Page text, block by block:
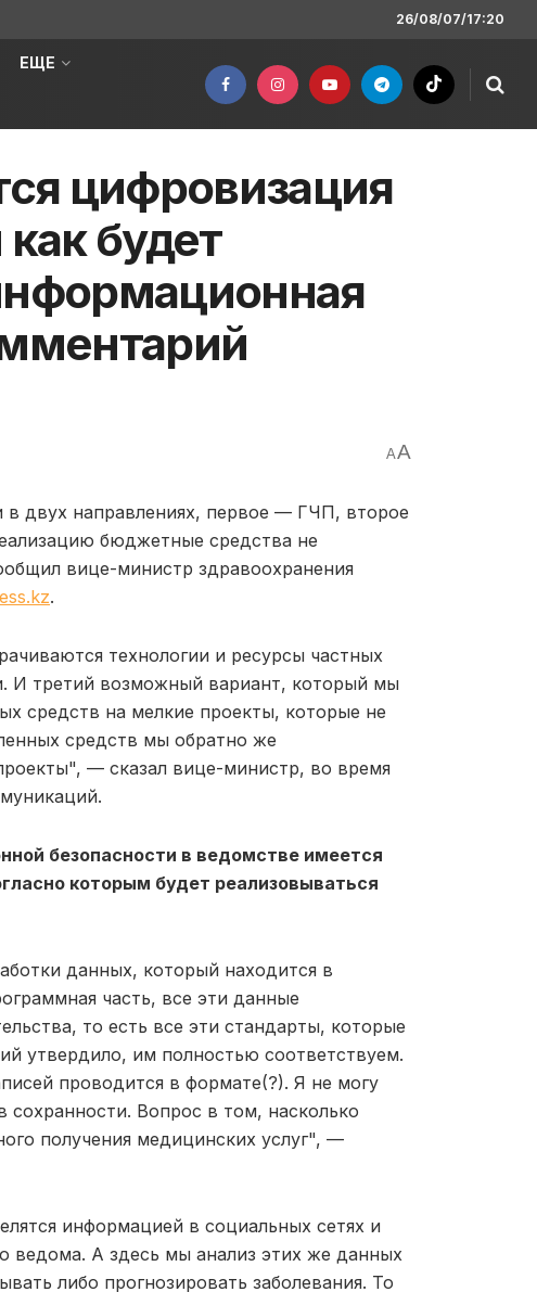
26/08/07/17:20
ЕЩЕ
цифровизация
будет
AA
двух направлениях, первое — ГЧП, второе
бюджетные средства не
вице-министр здравоохранения
.
технологии и ресурсы частных
И третий возможный вариант, который мы
средств на мелкие проекты, которые не
средств мы обратно же
— сказал вице-министр, во время
безопасности в ведомстве имеется
которым будет реализовываться
данных, который находится в
часть, все эти данные
то есть все эти стандарты, которые
утвердило, им полностью соответствуем.
проводится в формате(?). Я не могу
сохранности. Вопрос в том, насколько
получения медицинских услуг", —
информацией в социальных сетях и
ведома. А здесь мы анализ этих же данных
либо прогнозировать заболевания. То